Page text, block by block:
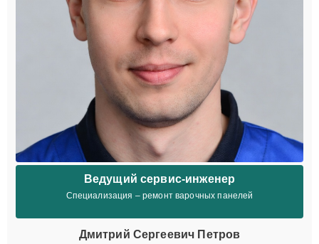
Ведущий сервис-инженер
Специализация – ремонт варочных панелей
Дмитрий Сергеевич Петров